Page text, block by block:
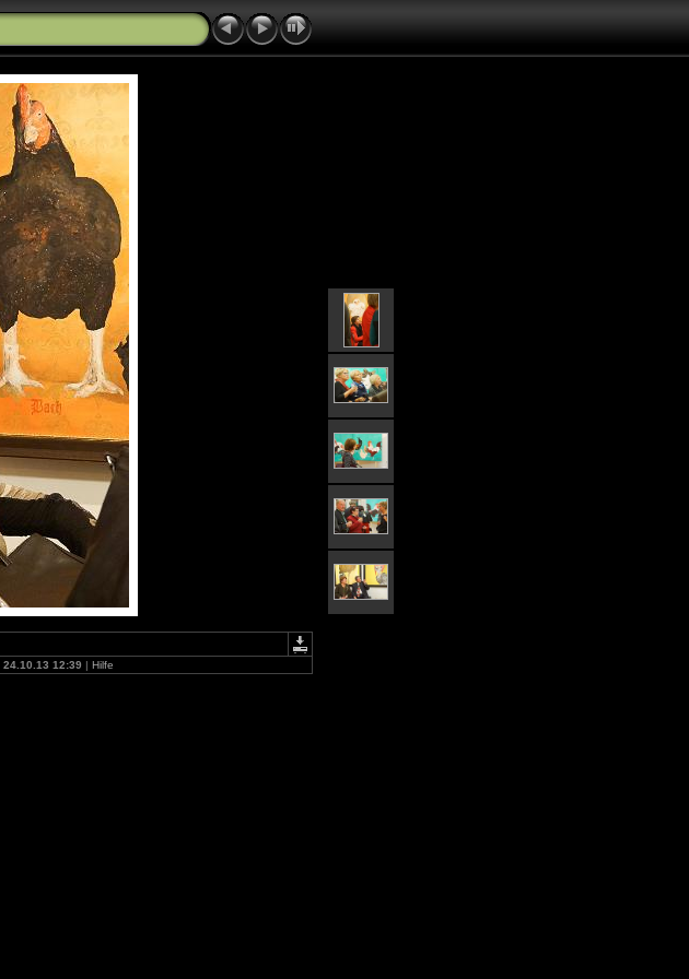
24.10.13 12:39 | Hilfe